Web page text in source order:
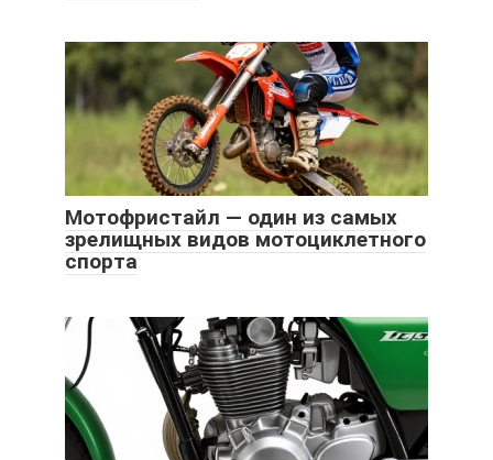
Мотофристайл — один из самых
зрелищных видов мотоциклетного
спорта